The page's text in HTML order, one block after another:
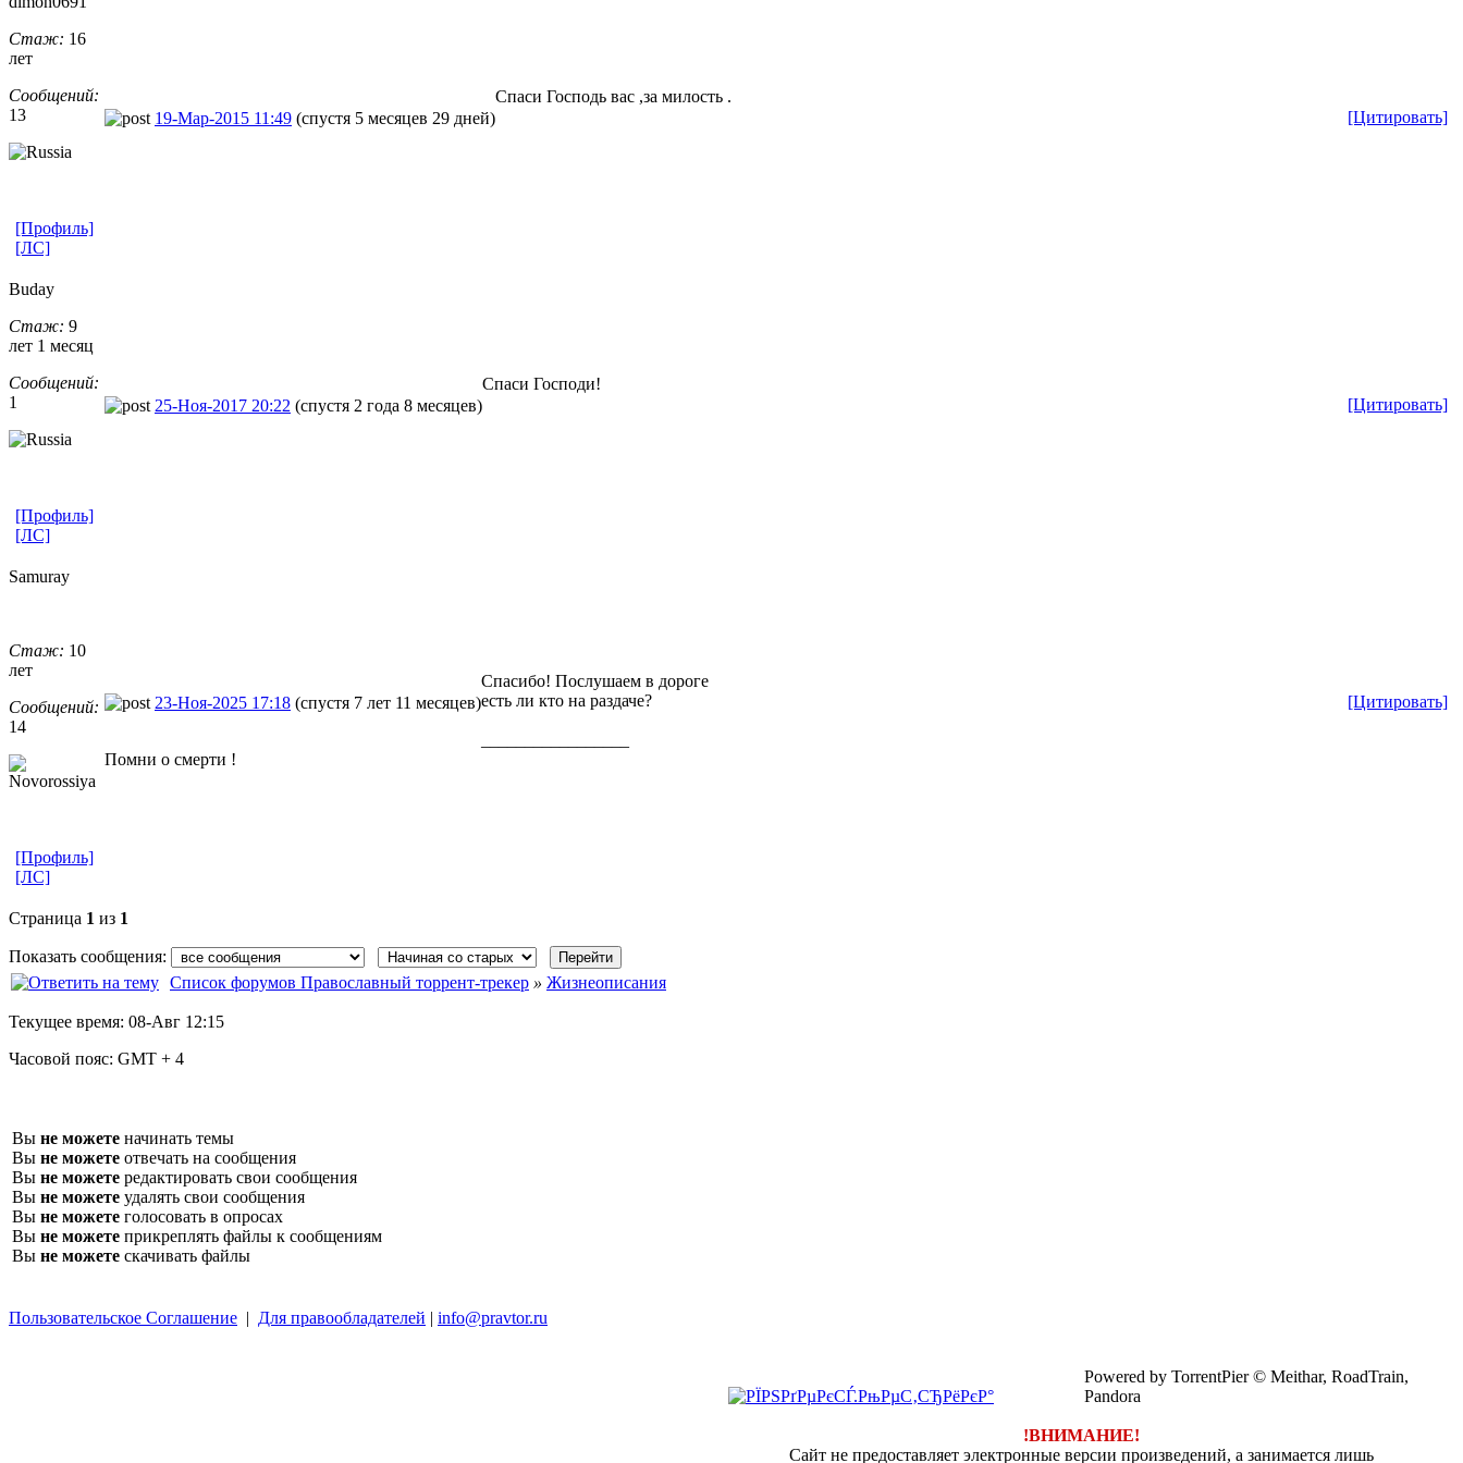
Стаж: 16
лет
Сообщений:
13
19-Мар-2015 11:49 (спустя 5 месяцев 29 дней) [Цитировать]
Спаси Господь вас ,за милость .
[Профиль]
[ЛС]
Buday
Стаж: 9
лет 1 месяц
Сообщений:
1
25-Ноя-2017 20:22 (спустя 2 года 8 месяцев) [Цитировать]
Спаси Господи!
[Профиль]
[ЛС]
Samuray
Стаж: 10
лет
Сообщений:
14
23-Ноя-2025 17:18 (спустя 7 лет 11 месяцев) [Цитировать]
Спасибо! Послушаем в дороге
есть ли кто на раздаче?
Помни о смерти !
[Профиль]
[ЛС]
Страница 1 из 1
Показать сообщения:
Список форумов Православный торрент-трекер » Жизнеописания
Текущее время: 08-Авг 12:15
Часовой пояс: GMT + 4
Вы не можете начинать темы
Вы не можете отвечать на сообщения
Вы не можете редактировать свои сообщения
Вы не можете удалять свои сообщения
Вы не можете голосовать в опросах
Вы не можете прикреплять файлы к сообщениям
Вы не можете скачивать файлы
Пользовательское Соглашение | Для правообладателей | info@pravtor.ru
Powered by TorrentPier © Meithar, RoadTrain,
Pandora
!ВНИМАНИЕ!
Сайт не предоставляет электронные версии произведений, а занимается лишь